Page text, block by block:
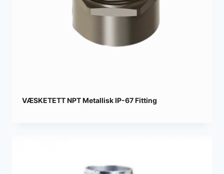
VÆSKETETT NPT Metallisk IP-67 Fitting